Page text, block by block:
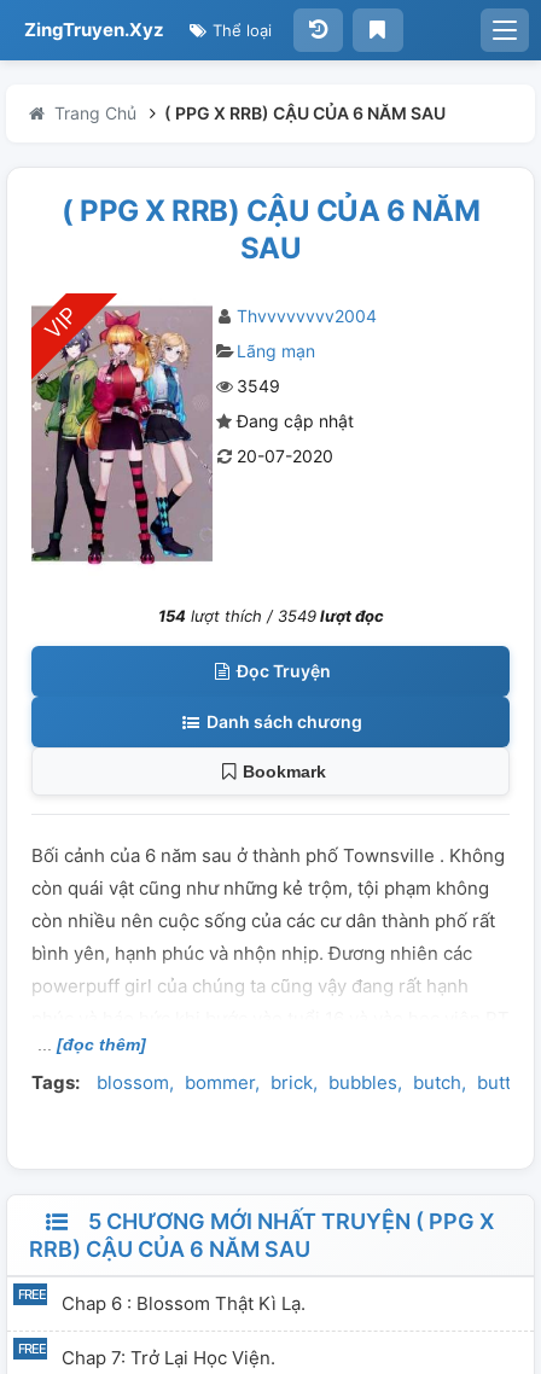
ZingTruyen.Xyz Thể loại
Trang Chủ ( PPG X RRB) CẬU CỦA 6 NĂM SAU
( PPG X RRB) CẬU CỦA 6 NĂM
SAU
Thvvvvvvvv2004
Lãng mạn
3549
Đang cập nhật
20-07-2020
154 lượt thích /3549lượt đọc
Đọc Truyện
Danh sách chương
Bookmark
Bối cảnh của 6 năm sau ở thành phố Townsville . Không
còn quái vật cũng như những kẻ trộm, tội phạm không
còn nhiều nên cuộc sống của các cư dân thành phố rất
bình yên, hạnh phúc và nhộn nhịp. Đương nhiên các
powerpuff girl của chúng ta cũng vậy đang rất hạnh
và đây sẽ là cột mốc đầu tiên để mở ra câu truyện tình
yêu của họ . Là ĐỊNH MỆNH HAY OAN GIA NHỈ , thật
[đọc thêm]
Tags: blossom bommer brick bubbles butch
5 CHƯƠNG MỚI NHẤT TRUYỆN ( PPG X
RRB) CẬU CỦA 6 NĂM SAU
Chap 6 : Blossom Thật Kì Lạ.
Chap 7: Trở Lại Học Viện.